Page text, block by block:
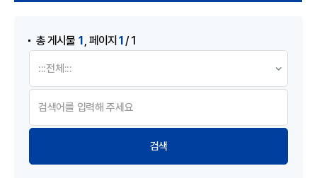
총 게시물 1 ,페이지1/ 1